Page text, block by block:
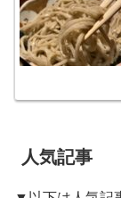
人気記事